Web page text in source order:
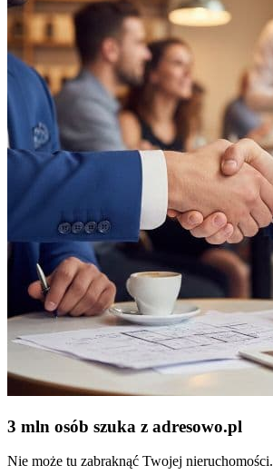
3 mln osób szuka z adresowo.pl
Nie może tu zabraknąć Twojej nieruchomości.